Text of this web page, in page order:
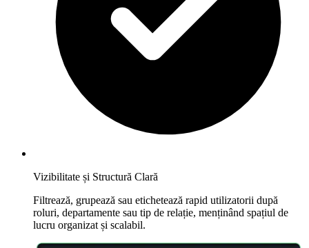
Vizibilitate și Structură Clară
Filtrează, grupează sau etichetează rapid utilizatorii după
roluri, departamente sau tip de relație, menținând spațiul de
lucru organizat și scalabil.